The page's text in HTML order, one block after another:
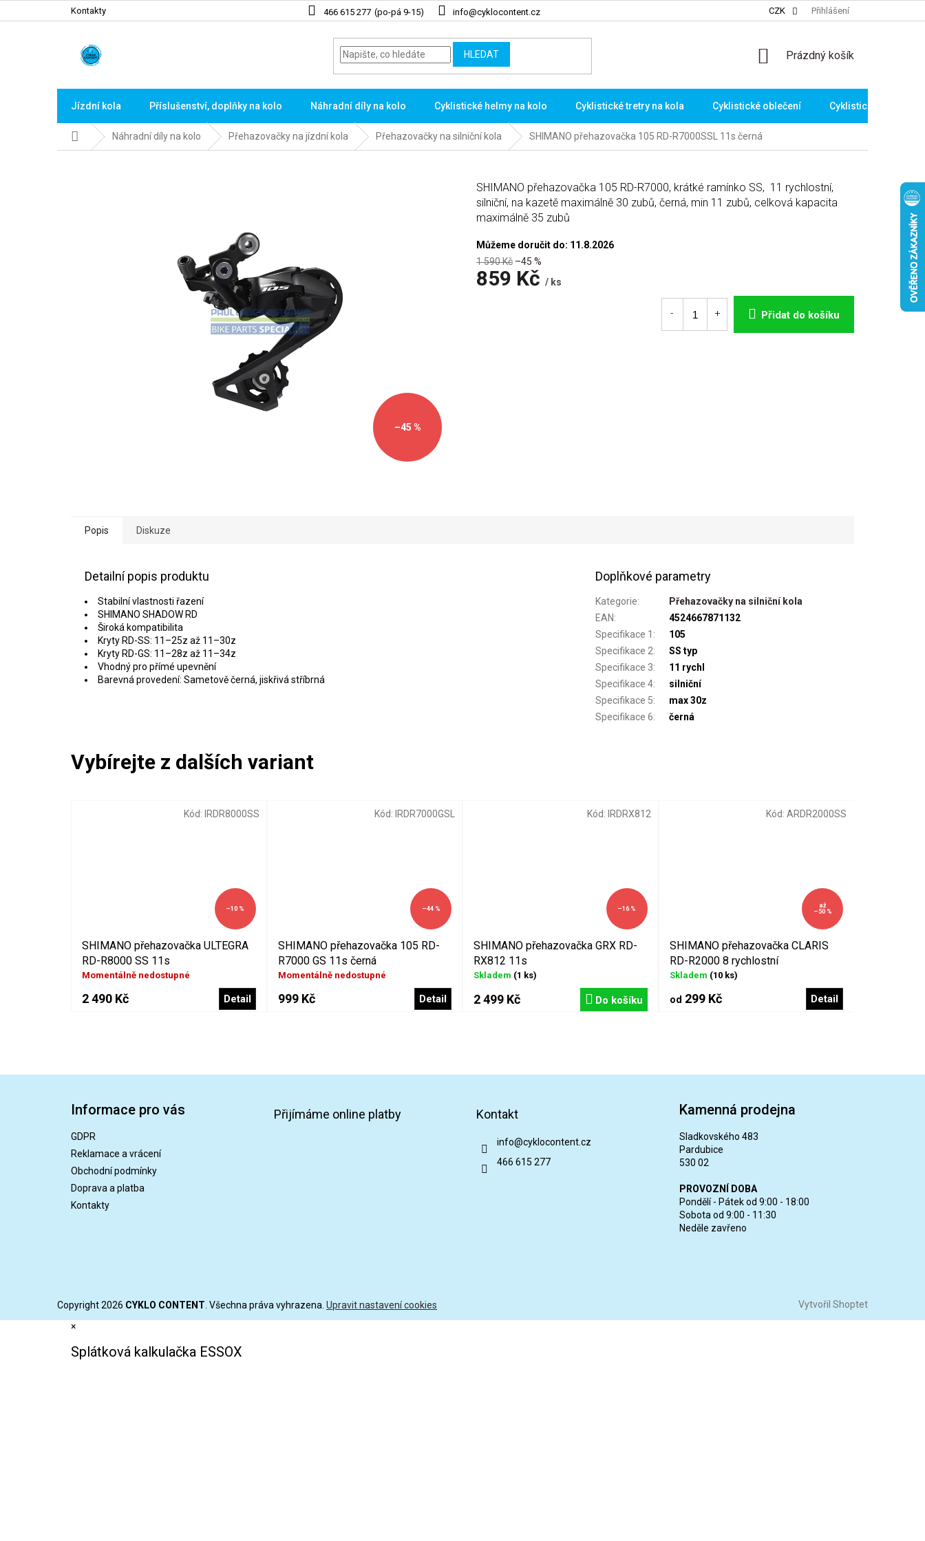
na
466 615 277 info@cyklocontent.cz
Kontakty CZK Přihlášení
HLEDAT
NÁKUPNÍ
Prázdný košík
Jízdní kola Příslušenství, doplňky na kolo Náhradní díly na kolo Cyklistické helmy na kolo Cyklistické tretry na kola Cyklistické oblečení Cyklistické brýle
Domů Náhradní díly na kolo Přehazovačky na jízdní kola Přehazovačky na silniční kola SHIMANO přehazovačka 105 RD-R7000SSL 11s černá
–45 %
1 590 Kč –45 %
859 Kč / ks
Můžeme doručit do: 11.8.2026
Přidat do košíku
SHIMANO přehazovačka 105 RD-R7000, krátké ramínko SS, 11 rychlostní,
silniční, na kazetě maximálně 30 zubů, černá, min 11 zubů, celková kapacita
maximálně 35 zubů
Popis Diskuze
Detailní popis produktu
Stabilní vlastnosti řazení
SHIMANO SHADOW RD
Široká kompatibilita
Kryty RD-SS: 11–25z až 11–30z
Kryty RD-GS: 11–28z až 11–34z
Vhodný pro přímé upevnění
Barevná provedení: Sametově černá, jiskřivá stříbrná
Doplňkové parametry
Kategorie:
Přehazovačky na silniční kola
EAN:
4524667871132
Specifikace 1 :
105
Specifikace 2:
SS typ
Specifikace 3:
11 rychl
Specifikace 4:
silniční
Specifikace 5:
max 30z
Specifikace 6: černá
–10 %
SHIMANO přehazovačka ULTEGRA
RD-R8000 SS 11s
Momentálně nedostupné
2 490 Kč Detail
Kód: IRDR8000SS
–44 %
SHIMANO přehazovačka 105 RD-
R7000 GS 11s černá
Momentálně nedostupné
999 Kč Detail
Kód: IRDR7000GSL
–16 %
SHIMANO přehazovačka GRX RD-
RX812 11s
Skladem (1 ks)
2 499 Kč Do košíku
Kód: IRDRX812
až
–50 %
SHIMANO přehazovačka CLARIS
RD-R2000 8 rychlostní
Skladem (10 ks)
od 299 Kč Detail
Kód: ARDR2000SS
Informace pro vás
GDPR
Reklamace a vrácení
Obchodní podmínky
Doprava a platba
Kontakty
Přijímáme online platby Kontakt
info@cyklocontent.cz
466 615 277
Kamenná prodejna
Sladkovského 483
Pardubice
530 02
PROVOZNÍ DOBA
Pondělí - Pátek od 9:00 - 18:00
Sobota od 9:00 - 11:30
Neděle zavřeno
Vytvořil Shoptet
Copyright 2026 CYKLO CONTENT . Všechna práva vyhrazena. Upravit nastavení cookies
×
Splátková kalkulačka ESSOX